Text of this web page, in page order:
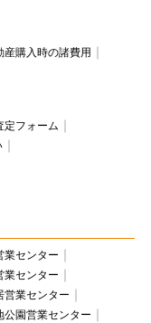
産購入時の諸費用
定フォーム
業センター
業センター
営業センター
公園営業センター